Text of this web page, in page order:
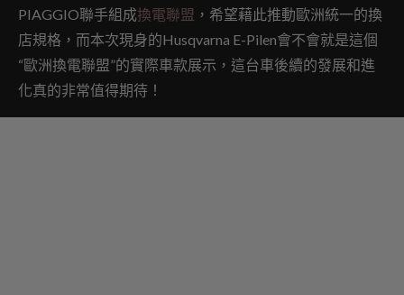
PIAGGIO聯手組成換電聯盟 ，希望藉此推動歐洲統一的換
店規格，而本次現身的Husqvarna E-Pilen會不會就是這個
“歐洲換電聯盟”的實際車款展示，這台車後續的發展和進
化真的非常值得期待！